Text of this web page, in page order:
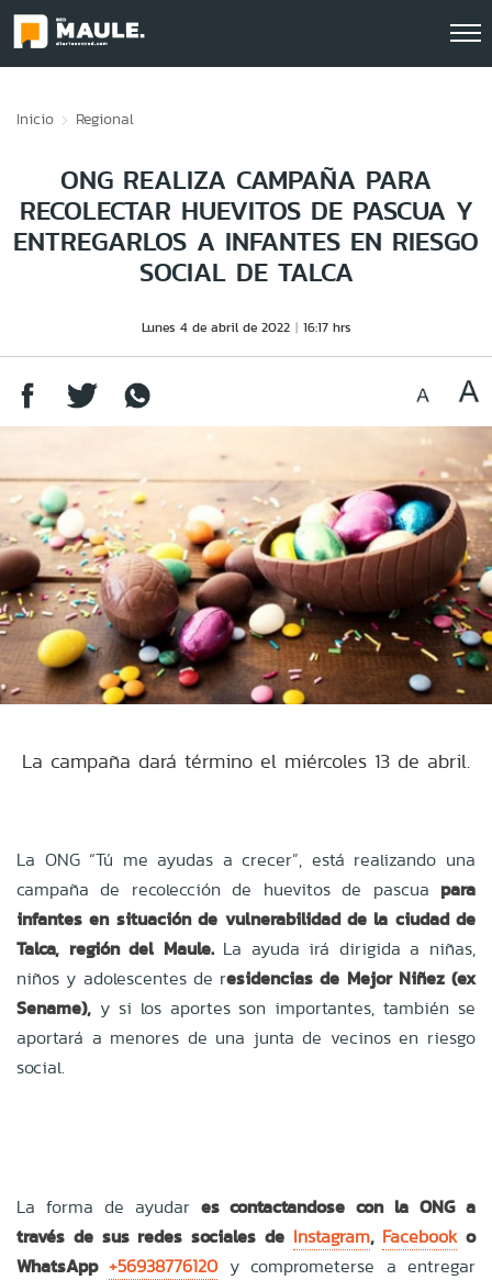
Inicio Regional
ONG REALIZA CAMPAÑA PARA
RECOLECTAR HUEVITOS DE PASCUA Y
ENTREGARLOS A INFANTES EN RIESGO
SOCIAL DE TALCA
Lunes 4 de abril de 2022 16:17 hrs
La campaña dará término el miércoles 13 de abril.
La ONG “Tú me ayudas a crecer”, está realizando una
campaña de recolección de huevitos de pascua para
infantes en situación de vulnerabilidad de la ciudad de
Talca, región del Maule.La ayuda irá dirigida a niñas,
niños y adolescentes de residencias de Mejor Niñez (ex
Sename), y si los aportes son importantes, también se
aportará a menores de una junta de vecinos en riesgo
social.
La forma de ayudares contactandose con la ONG a
través de sus redes sociales de Instagram, Facebooko
WhatsApp+56938776120y comprometerse a entregar